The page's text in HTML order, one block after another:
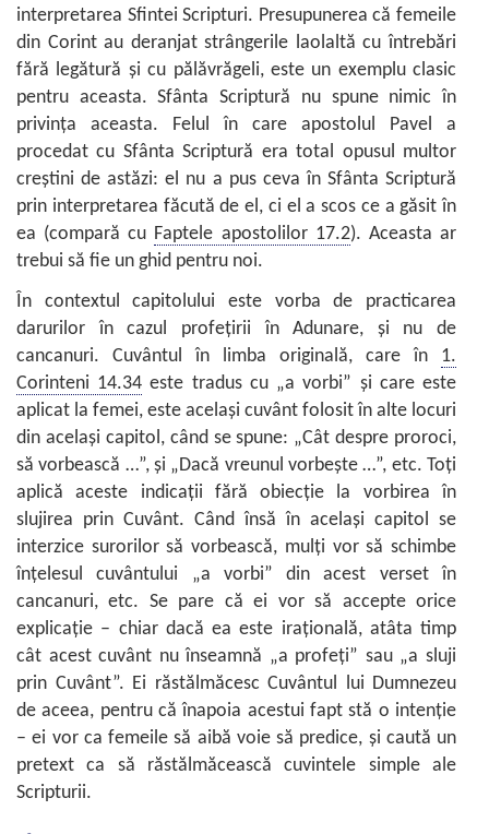
interpretarea Sfintei Scripturi. Presupunerea că femeile
din Corint au deranjat strângerile laolaltă cu întrebări
fără legătură şi cu pălăvrăgeli, este un exemplu clasic
pentru aceasta. Sfânta Scriptură nu spune nimic în
privinţa aceasta. Felul în care apostolul Pavel a
procedat cu Sfânta Scriptură era total opusul multor
creştini de astăzi: el nu a pus ceva în Sfânta Scriptură
prin interpretarea făcută de el, ci el a scos ce a găsit în
ea (compară cu Faptele apostolilor 17.2). Aceasta ar
trebui să fie un ghid pentru noi.
În contextul capitolului este vorba de practicarea
darurilor în cazul profeţirii în Adunare, şi nu de
cancanuri. Cuvântul în limba originală, care în 1.
Corinteni 14.34 este tradus cu „a vorbi” şi care este
aplicat la femei, este acelaşi cuvânt folosit în alte locuri
din acelaşi capitol, când se spune: „Cât despre proroci,
să vorbească …”, şi „Dacă vreunul vorbeşte …”, etc. Toţi
aplică aceste indicaţii fără obiecţie la vorbirea în
slujirea prin Cuvânt. Când însă în acelaşi capitol se
interzice surorilor să vorbească, mulţi vor să schimbe
înţelesul cuvântului „a vorbi” din acest verset în
cancanuri, etc. Se pare că ei vor să accepte orice
explicaţie – chiar dacă ea este iraţională, atâta timp
cât acest cuvânt nu înseamnă „a profeţi” sau „a sluji
prin Cuvânt”. Ei răstălmăcesc Cuvântul lui Dumnezeu
de aceea, pentru că înapoia acestui fapt stă o intenţie
– ei vor ca femeile să aibă voie să predice, şi caută un
pretext ca să răstălmăcească cuvintele simple ale
Scripturii.